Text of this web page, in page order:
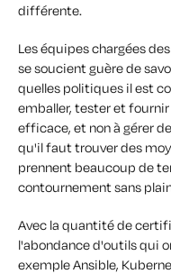
différente.
Les équipes chargées
se soucient guère de
quelles politiques il est
emballer, tester et
efficace, et non à gérer
qu'il faut trouver des
prennent beaucoup de
contournement sans
Avec la quantité de
l'abondance d'outils qui
exemple Ansible,